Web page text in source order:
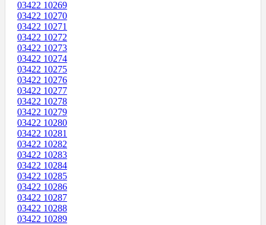
03422 10269
03422 10270
03422 10271
03422 10272
03422 10273
03422 10274
03422 10275
03422 10276
03422 10277
03422 10278
03422 10279
03422 10280
03422 10281
03422 10282
03422 10283
03422 10284
03422 10285
03422 10286
03422 10287
03422 10288
03422 10289